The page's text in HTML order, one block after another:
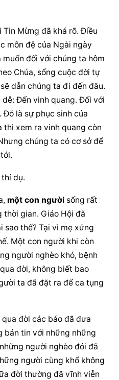
Tin Mừng đã khá rõ. Điều
môn đệ của Ngài ngày
đối với chúng ta hôm
Chúa, sống cuộc đời tự
dẫn chúng ta đi đến đâu.
Đến vinh quang. Đối với
Đó là sự phục sinh của
thì xem ra vinh quang còn
chúng ta có cơ sở để
dụ.
một con người sống rất
gian. Giáo Hội đã
sao thế? Tại vì mẹ xứng
Một con người khi còn
người nghèo khó, bệnh
đời, không biết bao
ta đã đặt ra để ca tụng
đời các báo đã đưa
bản tin với những những
người nghèo đói đã
người cùng khổ không
đời thường đã vĩnh viễn